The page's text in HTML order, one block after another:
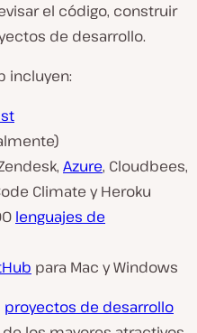
el código, construir
de desarrollo.
incluyen:
Azure, Cloudbees,
Climate y Heroku
lenguajes de
para Mac y Windows
proyectos de desarrollo